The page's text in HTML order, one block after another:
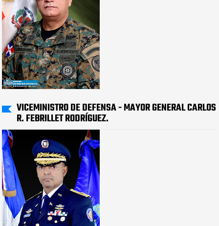
VICEMINISTRO DE DEFENSA - MAYOR GENERAL CARLOS
R. FEBRILLET RODRÍGUEZ.